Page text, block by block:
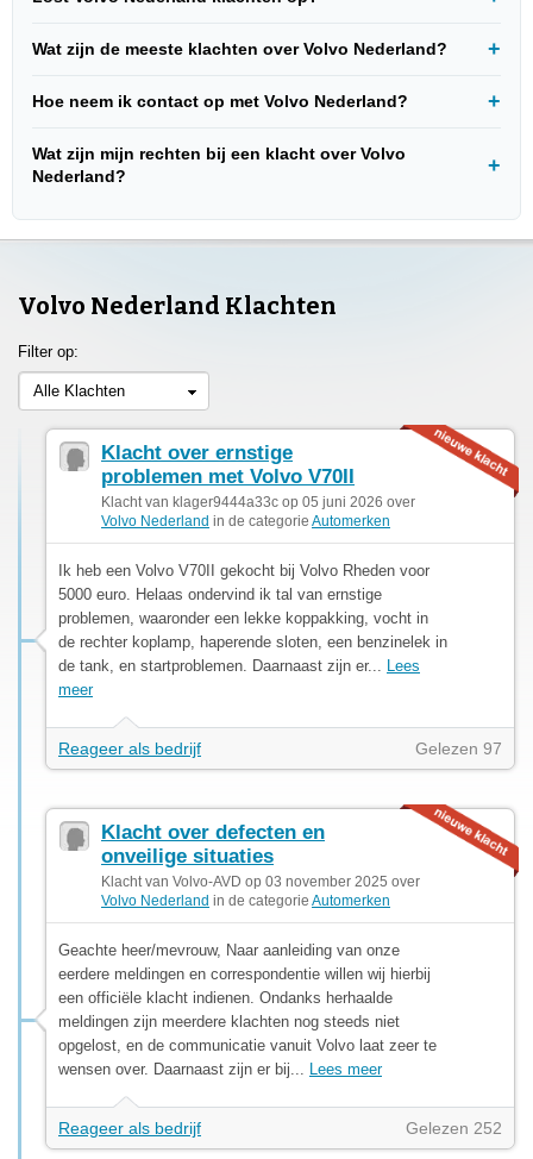
Wat zijn de meeste klachten over Volvo Nederland?
Hoe neem ik contact op met Volvo Nederland?
Wat zijn mijn rechten bij een klacht over Volvo
Nederland?
Volvo Nederland Klachten
Filter op:
Alle Klachten
Klacht over ernstige
problemen met Volvo V70II
Klacht van klager9444a33c op 05 juni 2026 over
Volvo Nederland in de categorie Automerken
Ik heb een Volvo V70II gekocht bij Volvo Rheden voor
5000 euro. Helaas ondervind ik tal van ernstige
problemen, waaronder een lekke koppakking, vocht in
de rechter koplamp, haperende sloten, een benzinelek in
de tank, en startproblemen. Daarnaast zijn er... Lees
meer
Reageer als bedrijf Gelezen 97
Klacht over defecten en
onveilige situaties
Klacht van Volvo-AVD op 03 november 2025 over
Volvo Nederland in de categorie Automerken
Geachte heer/mevrouw, Naar aanleiding van onze
eerdere meldingen en correspondentie willen wij hierbij
een officiële klacht indienen. Ondanks herhaalde
meldingen zijn meerdere klachten nog steeds niet
opgelost, en de communicatie vanuit Volvo laat zeer te
wensen over. Daarnaast zijn er bij... Lees meer
Reageer als bedrijf Gelezen 252